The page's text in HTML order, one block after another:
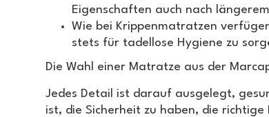
Eigenschaften auch nach
Wie bei Krippenmatratzen
stets für tadellose Hygiene zu
Die Wahl einer Matratze aus der
Jedes Detail ist darauf ausgelegt,
ist, die Sicherheit zu haben, die